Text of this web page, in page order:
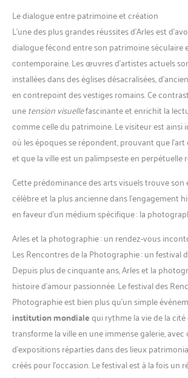
Le dialogue entre patrimoine et création
L’une des plus grandes réussites d’Arles est
dialogue fécond entre son patrimoine séculaire
contemporaine. Les œuvres d’artistes actuels
installées dans des églises désacralisées,
en contrepoint des vestiges romains. Ce
unetension visuellefascinante et enrichit la
comme celle du patrimoine. Le visiteur est ainsi
où les époques se répondent, prouvant que
et que la ville est un palimpseste en perpétuelle
Cette prédominance des arts visuels trouve son
célèbre et la plus ancienne dans l’engagement
en faveur d’un médium spécifique : la
Arles et la photographie : un rendez-vous
Les Rencontres de la Photographie : un festival
Depuis plus de cinquante ans, Arles et la
histoire d’amour passionnée. Le festival des
Photographie est bien plus qu’un simple
institution mondialequi rythme la vie de la
transforme la ville en une immense galerie, avec
d’expositions réparties dans des lieux
créés pour l’occasion. Le festival est à la fois un